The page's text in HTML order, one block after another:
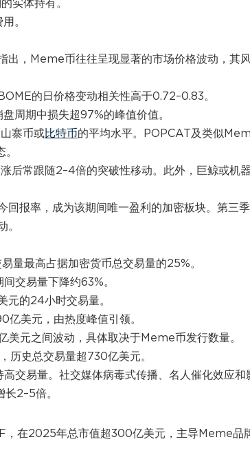
实体持有。
。
出，Meme币往往呈现显著的市场价格波动，其
的日价格变动相关性高于0.72–0.83。
周期中损失超97%的峰值价值。
寨币或比特币的平均水平。POPCAT及类似
后常跟随2–4倍的突破性移动。此外，巨鲸或机
报率，成为该期间唯一盈利的加密板块。第三
。
量最高占据加密货币总交易量的25%。
交易量下降约63%。
元的24小时交易量。
亿美元，由热度峰值引领。
元之间波动，具体取决于Meme币发行数量。
历史总交易量超730亿美元。
交易量。社交媒体病毒式传播、名人催化效应和
2–5倍。
在2025年总市值超300亿美元，主导Meme品